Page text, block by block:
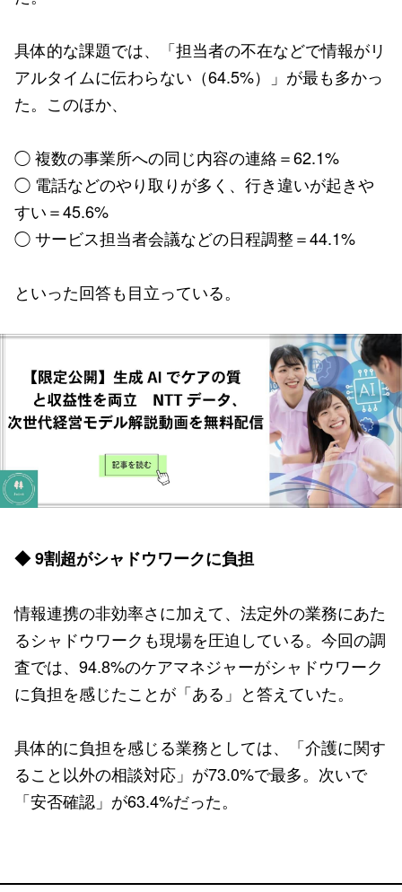
具体的な課題では、「担当者の不在などで情報がリ
アルタイムに伝わらない（64.5%）」が最も多かっ
た。このほか、
◯ 複数の事業所への同じ内容の連絡＝62.1%
◯ 電話などのやり取りが多く、行き違いが起きや
すい＝45.6%
◯ サービス担当者会議などの日程調整＝44.1%
といった回答も目立っている。
◆ 9割超がシャドウワークに負担
情報連携の非効率さに加えて、法定外の業務にあた
るシャドウワークも現場を圧迫している。今回の調
査では、94.8%のケアマネジャーがシャドウワーク
に負担を感じたことが「ある」と答えていた。
具体的に負担を感じる業務としては、「介護に関す
ること以外の相談対応」が73.0%で最多。次いで
「安否確認」が63.4%だった。